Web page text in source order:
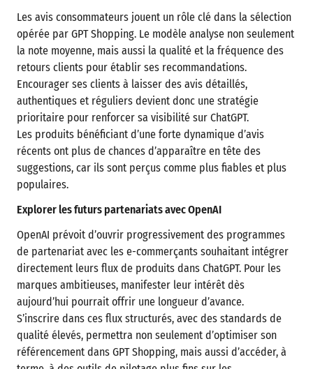
Les avis consommateurs jouent un rôle clé dans la sélection
opérée par GPT Shopping. Le modèle analyse non seulement
la note moyenne, mais aussi la qualité et la fréquence des
retours clients pour établir ses recommandations.
Encourager ses clients à laisser des avis détaillés,
authentiques et réguliers devient donc une stratégie
prioritaire pour renforcer sa visibilité sur ChatGPT.
Les produits bénéficiant d’une forte dynamique d’avis
récents ont plus de chances d’apparaître en tête des
suggestions, car ils sont perçus comme plus fiables et plus
populaires.
Explorer les futurs partenariats avec OpenAI
OpenAI prévoit d’ouvrir progressivement des programmes
de partenariat avec les e-commerçants souhaitant intégrer
directement leurs flux de produits dans ChatGPT. Pour les
marques ambitieuses, manifester leur intérêt dès
aujourd’hui pourrait offrir une longueur d’avance.
S’inscrire dans ces flux structurés, avec des standards de
qualité élevés, permettra non seulement d’optimiser son
référencement dans GPT Shopping, mais aussi d’accéder, à